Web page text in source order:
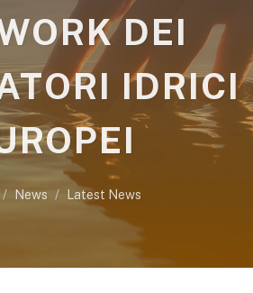
DEI
IDRICI
News Latest News